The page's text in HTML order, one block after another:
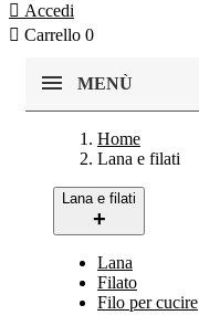
 Accedi
 Carrello 0
MENÙ
Home
Lana e filati
Lana e filati
Lana
Filato
Filo per cucire